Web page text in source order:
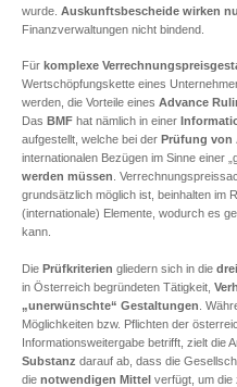
wurde. Auskunftsbescheide wirken
Finanzverwaltungen nicht bindend.
Für komplexe
Wertschöpfungskette eines
werden, die Vorteile eines Advance
Das BMF hat nämlich in einer
aufgestellt, welche bei der Prüfung von
internationalen Bezügen im Sinne einer
werden müssen .
grundsätzlich möglich ist, beinhalten im
(internationale) Elemente, wodurch es
kann.
Die Prüfkriterien gliedern sich in die
in Österreich begründeten Tätigkeit,
„unerwünschte“ Gestaltungen .
Möglichkeiten bzw. Pflichten der
Informationsweitergabe betrifft, zielt die
Substanz darauf ab, dass die
die notwendigen Mittel verfügt, um die